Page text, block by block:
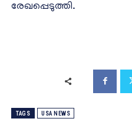
രേഖപ്പെടുത്തി.
TAGS USA NEWS